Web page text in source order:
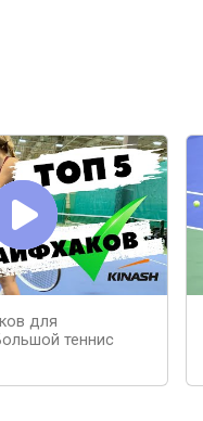
для
теннис